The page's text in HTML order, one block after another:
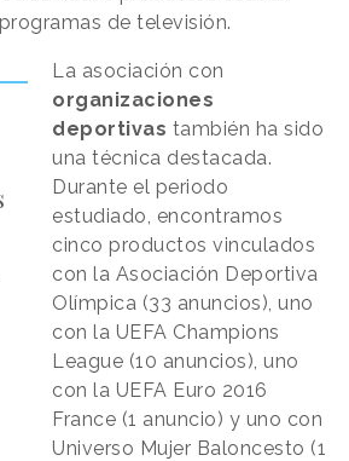
de televisión.
La asociación con
organizaciones
deportivas también ha sido
una técnica destacada.
Durante el periodo
estudiado, encontramos
cinco productos vinculados
con la Asociación Deportiva
Olímpica (33 anuncios), uno
con la UEFA Champions
League (10 anuncios), uno
con la UEFA Euro 2016
France (1 anuncio) y uno con
Universo Mujer Baloncesto (1